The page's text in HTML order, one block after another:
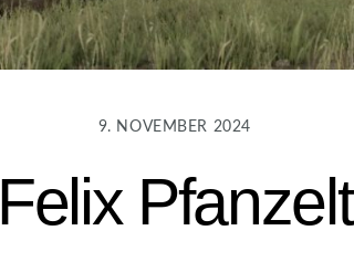
9. NOVEMBER 2024
Felix Pfanzelt